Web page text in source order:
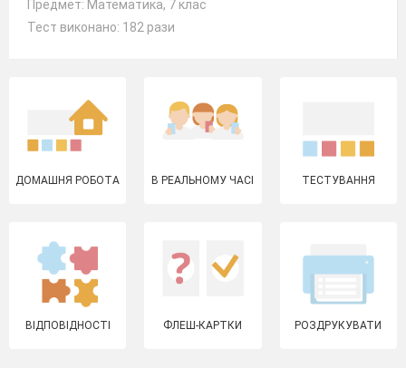
Предмет: Математика, 7 клас
Тест виконано: 182 рази
ДОМАШНЯ РОБОТА В РЕАЛЬНОМУ ЧАСІ ТЕСТУВАННЯ
ВІДПОВІДНОСТІ ФЛЕШ-КАРТКИ РОЗДРУКУВАТИ